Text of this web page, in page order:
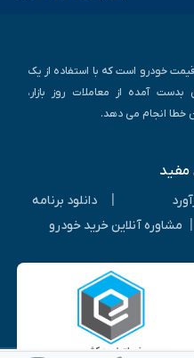
خودرو است که با استفاده از یک
آمده از معاملات روز بازار،
خطا انجام می دهد.
مفید
دانلود برنامه
مشاوره آنلاین خرید خودرو